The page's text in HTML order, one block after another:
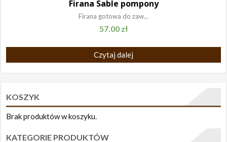
Firana Sable pompony
Firana gotowa do zaw...
57.00 zł
Czytaj dalej
KOSZYK
Brak produktów w koszyku.
KATEGORIE PRODUKTÓW